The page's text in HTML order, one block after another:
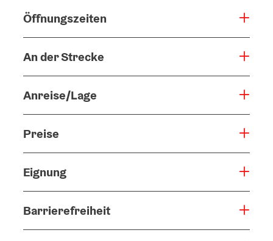
Öffnungszeiten
An der Strecke
Anreise/Lage
Preise
Eignung
Barrierefreiheit